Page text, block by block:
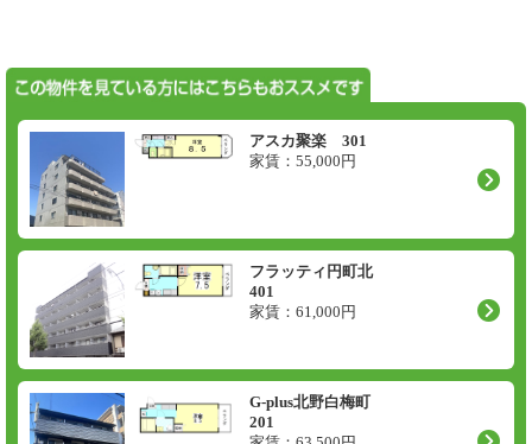
アスカ聚楽 301
家賃： 55,000 円
フラッティ円町北
401
家賃： 61,000 円
G-plus北野白梅町
201